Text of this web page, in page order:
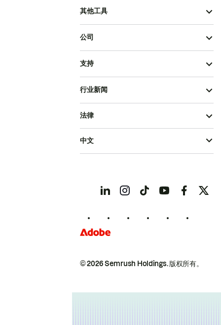
其他工具
公司
支持
行业新闻
© 2026 Semrush Holdings.版权所有。
法律
中文